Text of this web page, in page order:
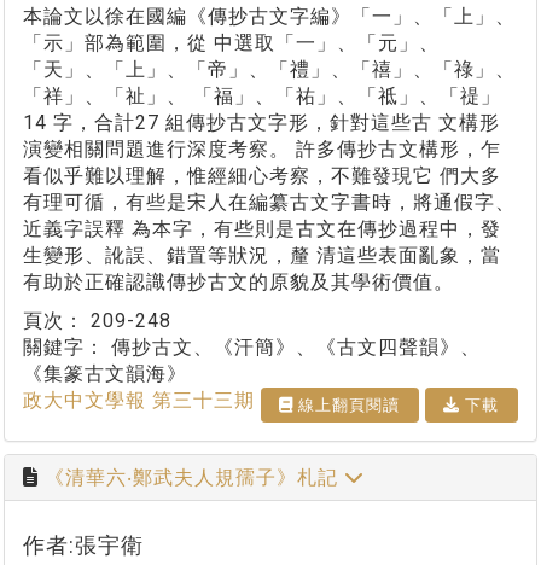
本論文以徐在國編《傳抄古文字編》「一」、「上」、
「示」部為範圍，從 中選取「一」、「元」、
「天」、「上」、「帝」、「禮」、「禧」、「祿」、
「祥」、「祉」、 「福」、「祐」、「祗」、「禔」
14 字，合計27 組傳抄古文字形，針對這些古 文構形
演變相關問題進行深度考察。 許多傳抄古文構形，乍
看似乎難以理解，惟經細心考察，不難發現它 們大多
有理可循，有些是宋人在編纂古文字書時，將通假字、
近義字誤釋 為本字，有些則是古文在傳抄過程中，發
生變形、訛誤、錯置等狀況，釐 清這些表面亂象，當
有助於正確認識傳抄古文的原貌及其學術價值。
頁次： 209-248
關鍵字： 傳抄古文、《汗簡》、《古文四聲韻》、
《集篆古文韻海》
政大中文學報 第三十三期
線上翻⾴閱讀 下載
《清華六‧鄭武夫人規孺子》札記
作者:張宇衛